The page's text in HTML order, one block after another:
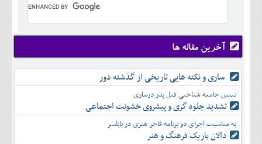
دی
بهمن
اسفند
آبان
آذر
دی
بهمن
اسفند
شهريور
مهر
آبان
آذر
دی
بهمن
اسفند
تير
مرداد
شهريور
مهر
آبان
آذر
دی
بهمن
اسفند
آخرین مقاله ها
ساری و نکته هایی تاریخی از گذشته دور
تبیین جامعه شناختی قتل پدر درساری
تشدید جلوه‌ گری و پیشروی خشونت اجتماعی
به مناسبت اجرای دو برنامه فاخر هنری در بابلسر
دالان باریک فرهنگ و هنر